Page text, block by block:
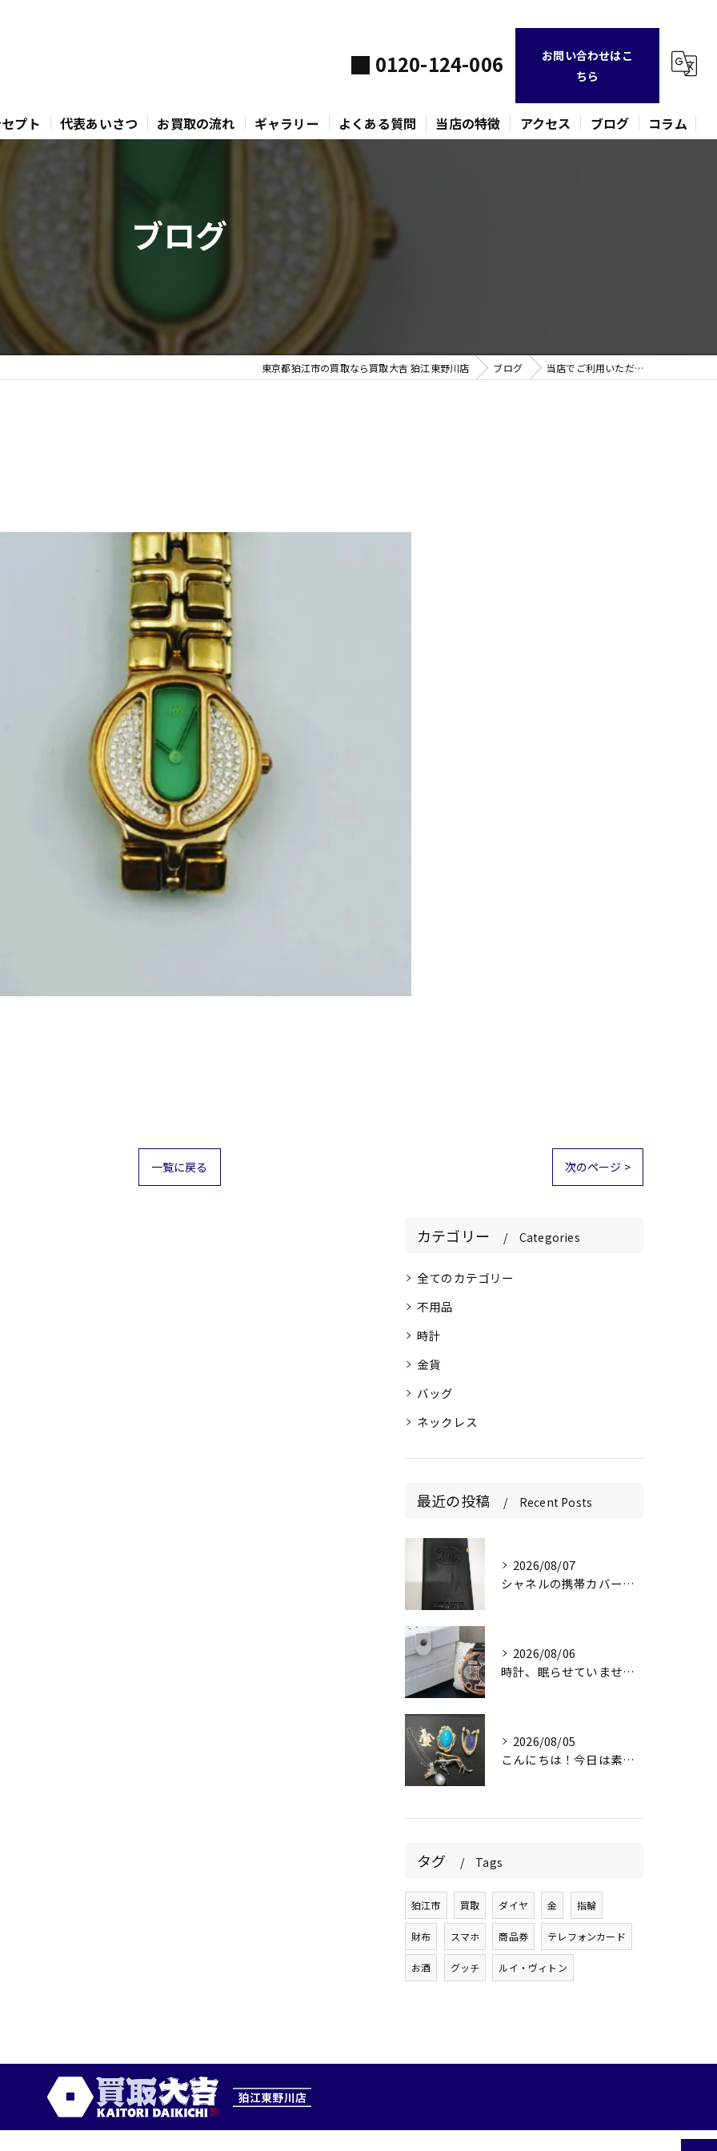
0120-124-006
お問い合わせはこ
ちら
プト 代表あいさつ お買取の流れ ギャラリー よくある質問 当店の特徴
ネックレス
アクセス ブログ コラム
ブログ
東京都狛江市の買取なら買取大吉 狛江東野川店 ブログ 当店でご利用いただ…
一覧に戻る 次のページ >
カテゴリー Categories
全てのカテゴリー
不用品
時計
金貨
バッグ
ネックレス
最近の投稿 Recent Posts
2026/08/07
シャネルの携帯カバー、お持ちいただきありがとうございます📱✨
2026/08/06
時計、眠らせていませんか？⌚️
2026/08/05
こんにちは！今日は素敵なアクセサリーをお買取りさせていただき...
タグ Tags
狛江市 買取 ダイヤ 金 指輪
財布 スマホ 商品券 テレフォンカード
お酒 グッチ ルイ・ヴィトン